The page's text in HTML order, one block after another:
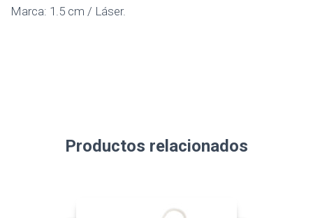
Marca: 1.5 cm / Láser.
Productos relacionados